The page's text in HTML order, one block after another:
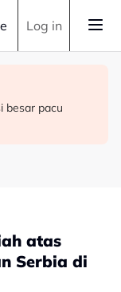
Log in
€17 juta
ini
besar pacu
atas
Serbia di